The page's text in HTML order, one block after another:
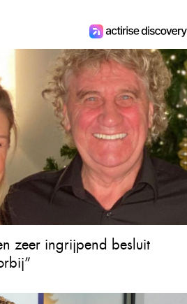
zeer ingrijpend besluit